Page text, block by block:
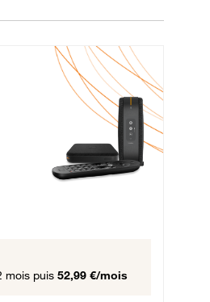
Fibre
mois puis 57,99 € par mois,
mois puis 52,99 €/mois